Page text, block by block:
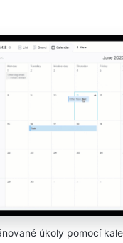
úkoly pomocí